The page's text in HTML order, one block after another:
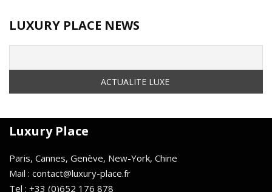
LUXURY PLACE NEWS
Luxury Place
Paris, Cannes, Genève, New-York, Chine
Mail : contact@luxury-place.fr
Tel : +33 (0)652 176 878